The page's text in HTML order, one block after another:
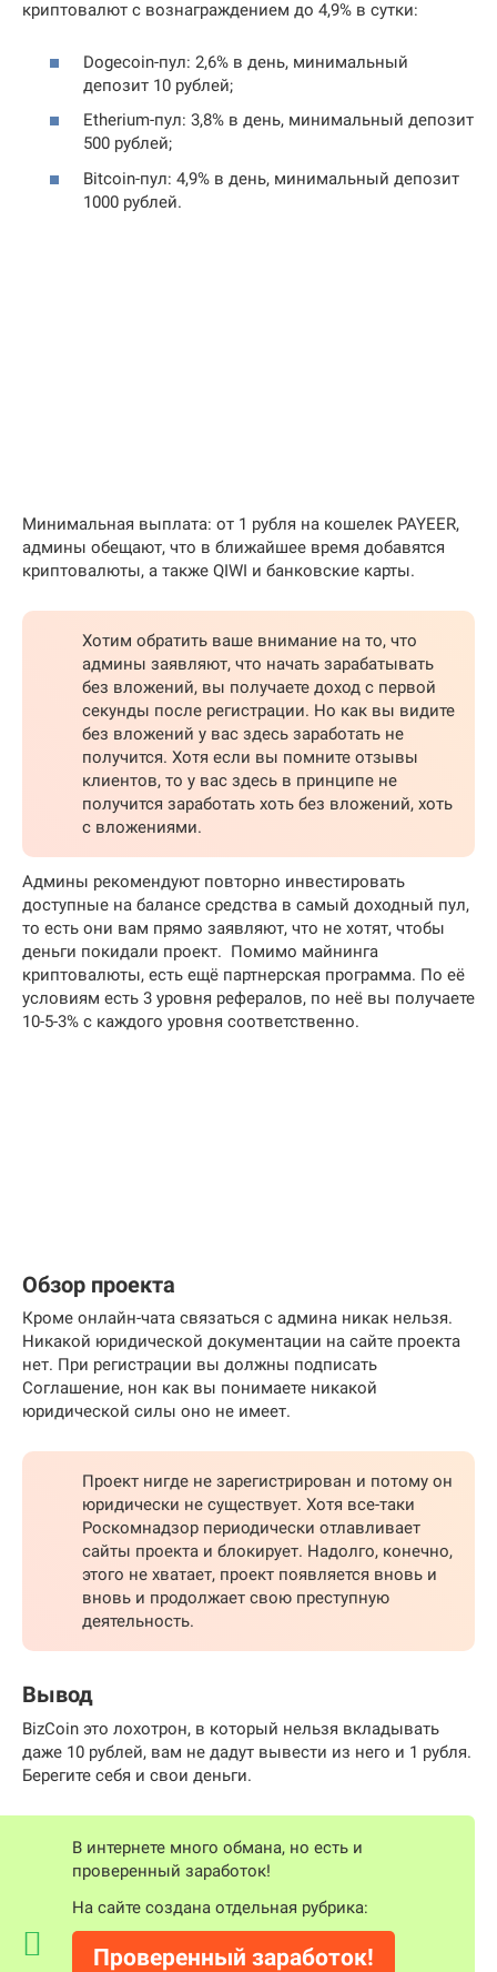
криптовалют с вознаграждением до 4,9% в сутки:
Dogecoin-пул: 2,6% в день, минимальный
депозит 10 рублей;
Etherium-пул: 3,8% в день, минимальный депозит
500 рублей;
Bitcoin-пул: 4,9% в день, минимальный депозит
1000 рублей.
Минимальная выплата: от 1 рубля на кошелек PAYEER,
админы обещают, что в ближайшее время добавятся
криптовалюты, а также QIWI и банковские карты.
Хотим обратить ваше внимание на то, что
админы заявляют, что начать зарабатывать
без вложений, вы получаете доход с первой
секунды после регистрации. Но как вы видите
без вложений у вас здесь заработать не
получится. Хотя если вы помните отзывы
клиентов, то у вас здесь в принципе не
получится заработать хоть без вложений, хоть
с вложениями.
Админы рекомендуют повторно инвестировать
доступные на балансе средства в самый доходный пул,
то есть они вам прямо заявляют, что не хотят, чтобы
деньги покидали проект. Помимо майнинга
криптовалюты, есть ещё партнерская программа. По её
условиям есть 3 уровня рефералов, по неё вы получаете
10-5-3% с каждого уровня соответственно.
Обзор проекта
Кроме онлайн-чата связаться с админа никак нельзя.
Никакой юридической документации на сайте проекта
нет. При регистрации вы должны подписать
Соглашение, нон как вы понимаете никакой
юридической силы оно не имеет.
Проект нигде не зарегистрирован и потому он
юридически не существует. Хотя все-таки
Роскомнадзор периодически отлавливает
сайты проекта и блокирует. Надолго, конечно,
этого не хватает, проект появляется вновь и
вновь и продолжает свою преступную
деятельность.
Вывод
BizCoin это лохотрон, в который нельзя вкладывать
даже 10 рублей, вам не дадут вывести из него и 1 рубля.
Берегите себя и свои деньги.
В интернете много обмана, но есть и
проверенный заработок!
На сайте создана отдельная рубрика:
Проверенный заработок!